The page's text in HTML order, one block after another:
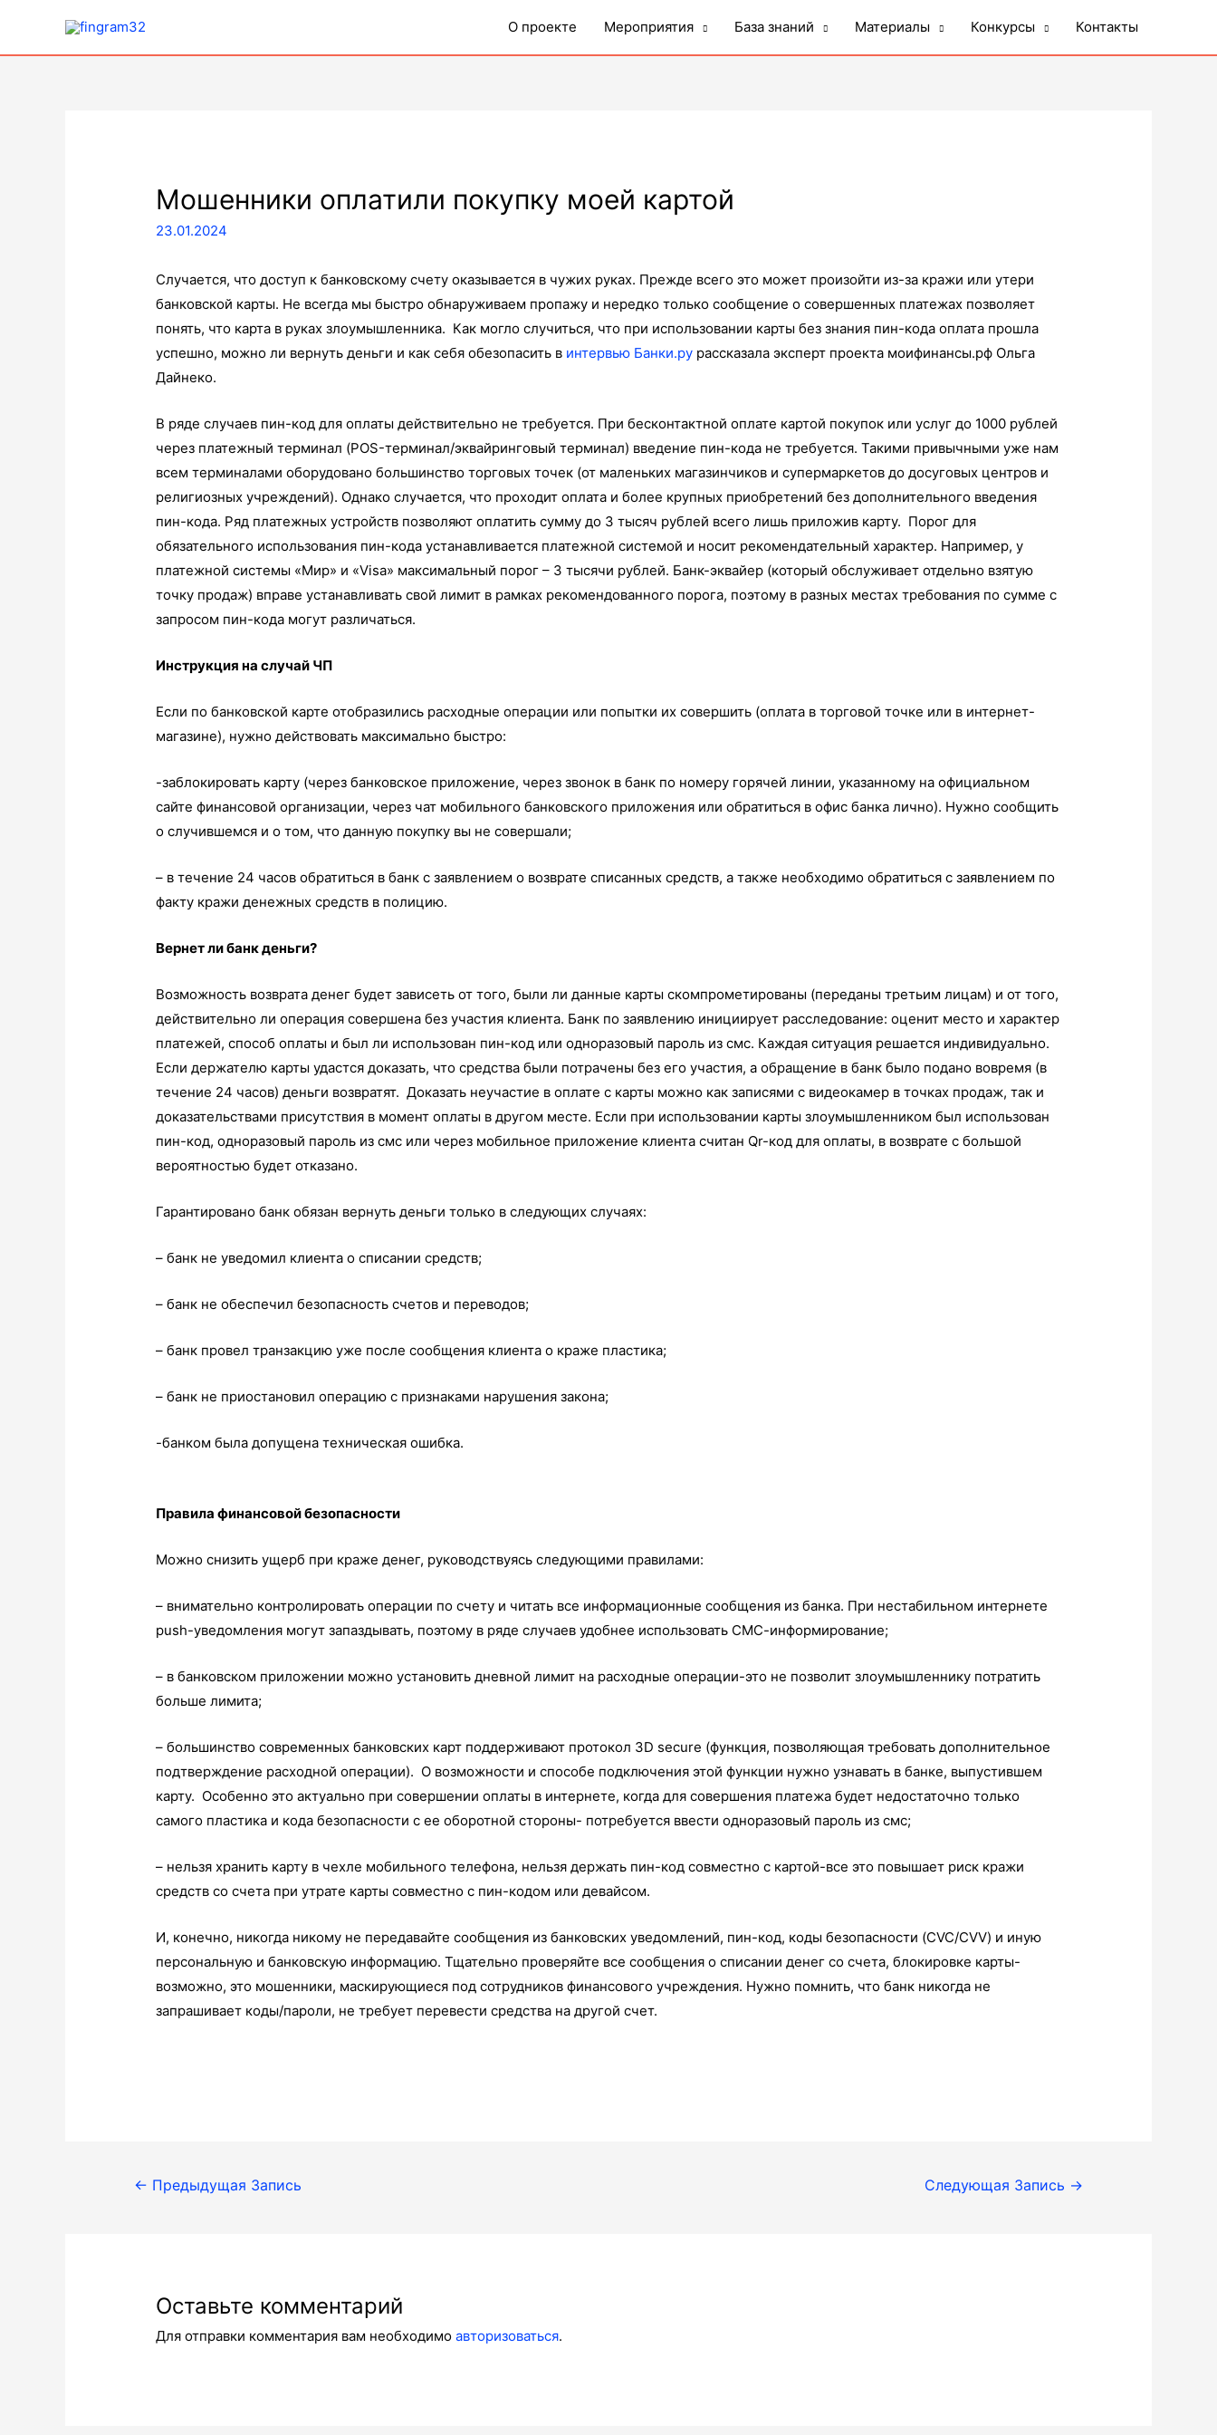
О проекте Мероприятия База знаний Материалы Конкурсы Контакты
Мошенники оплатили покупку моей картой
23.01.2024
Случается, что доступ к банковскому счету оказывается в чужих руках. Прежде всего это может произойти из-за кражи или утери
банковской карты. Не всегда мы быстро обнаруживаем пропажу и нередко только сообщение о совершенных платежах позволяет
понять, что карта в руках злоумышленника. Как могло случиться, что при использовании карты без знания пин-кода оплата прошла
успешно, можно ли вернуть деньги и как себя обезопасить в интервью Банки.ру рассказала эксперт проекта моифинансы.рф Ольга
Дайнеко.
В ряде случаев пин-код для оплаты действительно не требуется. При бесконтактной оплате картой покупок или услуг до 1000 рублей
через платежный терминал (POS-терминал/эквайринговый терминал) введение пин-кода не требуется. Такими привычными уже нам
всем терминалами оборудовано большинство торговых точек (от маленьких магазинчиков и супермаркетов до досуговых центров и
религиозных учреждений). Однако случается, что проходит оплата и более крупных приобретений без дополнительного введения
пин-кода. Ряд платежных устройств позволяют оплатить сумму до 3 тысяч рублей всего лишь приложив карту. Порог для
обязательного использования пин-кода устанавливается платежной системой и носит рекомендательный характер. Например, у
платежной системы «Мир» и «Visa» максимальный порог – 3 тысячи рублей. Банк-эквайер (который обслуживает отдельно взятую
точку продаж) вправе устанавливать свой лимит в рамках рекомендованного порога, поэтому в разных местах требования по сумме с
запросом пин-кода могут различаться.
Инструкция на случай ЧП
Если по банковской карте отобразились расходные операции или попытки их совершить (оплата в торговой точке или в интернет-
магазине), нужно действовать максимально быстро:
-заблокировать карту (через банковское приложение, через звонок в банк по номеру горячей линии, указанному на официальном
сайте финансовой организации, через чат мобильного банковского приложения или обратиться в офис банка лично). Нужно сообщить
о случившемся и о том, что данную покупку вы не совершали;
– в течение 24 часов обратиться в банк с заявлением о возврате списанных средств, а также необходимо обратиться с заявлением по
факту кражи денежных средств в полицию.
Вернет ли банк деньги?
Возможность возврата денег будет зависеть от того, были ли данные карты скомпрометированы (переданы третьим лицам) и от того,
действительно ли операция совершена без участия клиента. Банк по заявлению инициирует расследование: оценит место и характер
платежей, способ оплаты и был ли использован пин-код или одноразовый пароль из смс. Каждая ситуация решается индивидуально.
Если держателю карты удастся доказать, что средства были потрачены без его участия, а обращение в банк было подано вовремя (в
течение 24 часов) деньги возвратят. Доказать неучастие в оплате с карты можно как записями с видеокамер в точках продаж, так и
доказательствами присутствия в момент оплаты в другом месте. Если при использовании карты злоумышленником был использован
пин-код, одноразовый пароль из смс или через мобильное приложение клиента считан Qr-код для оплаты, в возврате с большой
вероятностью будет отказано.
Гарантировано банк обязан вернуть деньги только в следующих случаях:
– банк не уведомил клиента о списании средств;
– банк не обеспечил безопасность счетов и переводов;
– банк провел транзакцию уже после сообщения клиента о краже пластика;
– банк не приостановил операцию с признаками нарушения закона;
-банком была допущена техническая ошибка.
Правила финансовой безопасности
Можно снизить ущерб при краже денег, руководствуясь следующими правилами:
– внимательно контролировать операции по счету и читать все информационные сообщения из банка. При нестабильном интернете
push-уведомления могут запаздывать, поэтому в ряде случаев удобнее использовать СМС-информирование;
– в банковском приложении можно установить дневной лимит на расходные операции-это не позволит злоумышленнику потратить
больше лимита;
– большинство современных банковских карт поддерживают протокол 3D secure (функция, позволяющая требовать дополнительное
подтверждение расходной операции). О возможности и способе подключения этой функции нужно узнавать в банке, выпустившем
карту. Особенно это актуально при совершении оплаты в интернете, когда для совершения платежа будет недостаточно только
самого пластика и кода безопасности с ее оборотной стороны- потребуется ввести одноразовый пароль из смс;
– нельзя хранить карту в чехле мобильного телефона, нельзя держать пин-код совместно с картой-все это повышает риск кражи
средств со счета при утрате карты совместно с пин-кодом или девайсом.
И, конечно, никогда никому не передавайте сообщения из банковских уведомлений, пин-код, коды безопасности (CVC/CVV) и иную
персональную и банковскую информацию. Тщательно проверяйте все сообщения о списании денег со счета, блокировке карты-
возможно, это мошенники, маскирующиеся под сотрудников финансового учреждения. Нужно помнить, что банк никогда не
запрашивает коды/пароли, не требует перевести средства на другой счет.
Навигация
← Предыдущая Запись Следующая Запись →
Оставьте комментарий
Для отправки комментария вам необходимоавторизоваться.